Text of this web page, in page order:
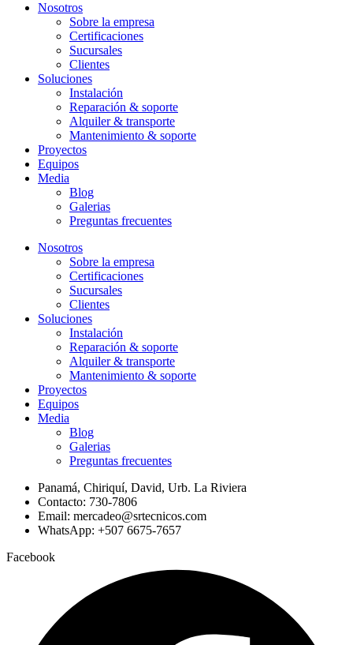
Nosotros
Sobre la empresa
Certificaciones
Sucursales
Clientes
Soluciones
Instalación
Reparación & soporte
Alquiler & transporte
Mantenimiento & soporte
Proyectos
Equipos
Media
Blog
Galerias
Preguntas frecuentes
Nosotros
Sobre la empresa
Certificaciones
Sucursales
Clientes
Soluciones
Instalación
Reparación & soporte
Alquiler & transporte
Mantenimiento & soporte
Proyectos
Equipos
Media
Blog
Galerias
Preguntas frecuentes
Panamá, Chiriquí, David, Urb. La Riviera
Contacto: 730-7806
Email: mercadeo@srtecnicos.com
WhatsApp: +507 6675-7657
Facebook